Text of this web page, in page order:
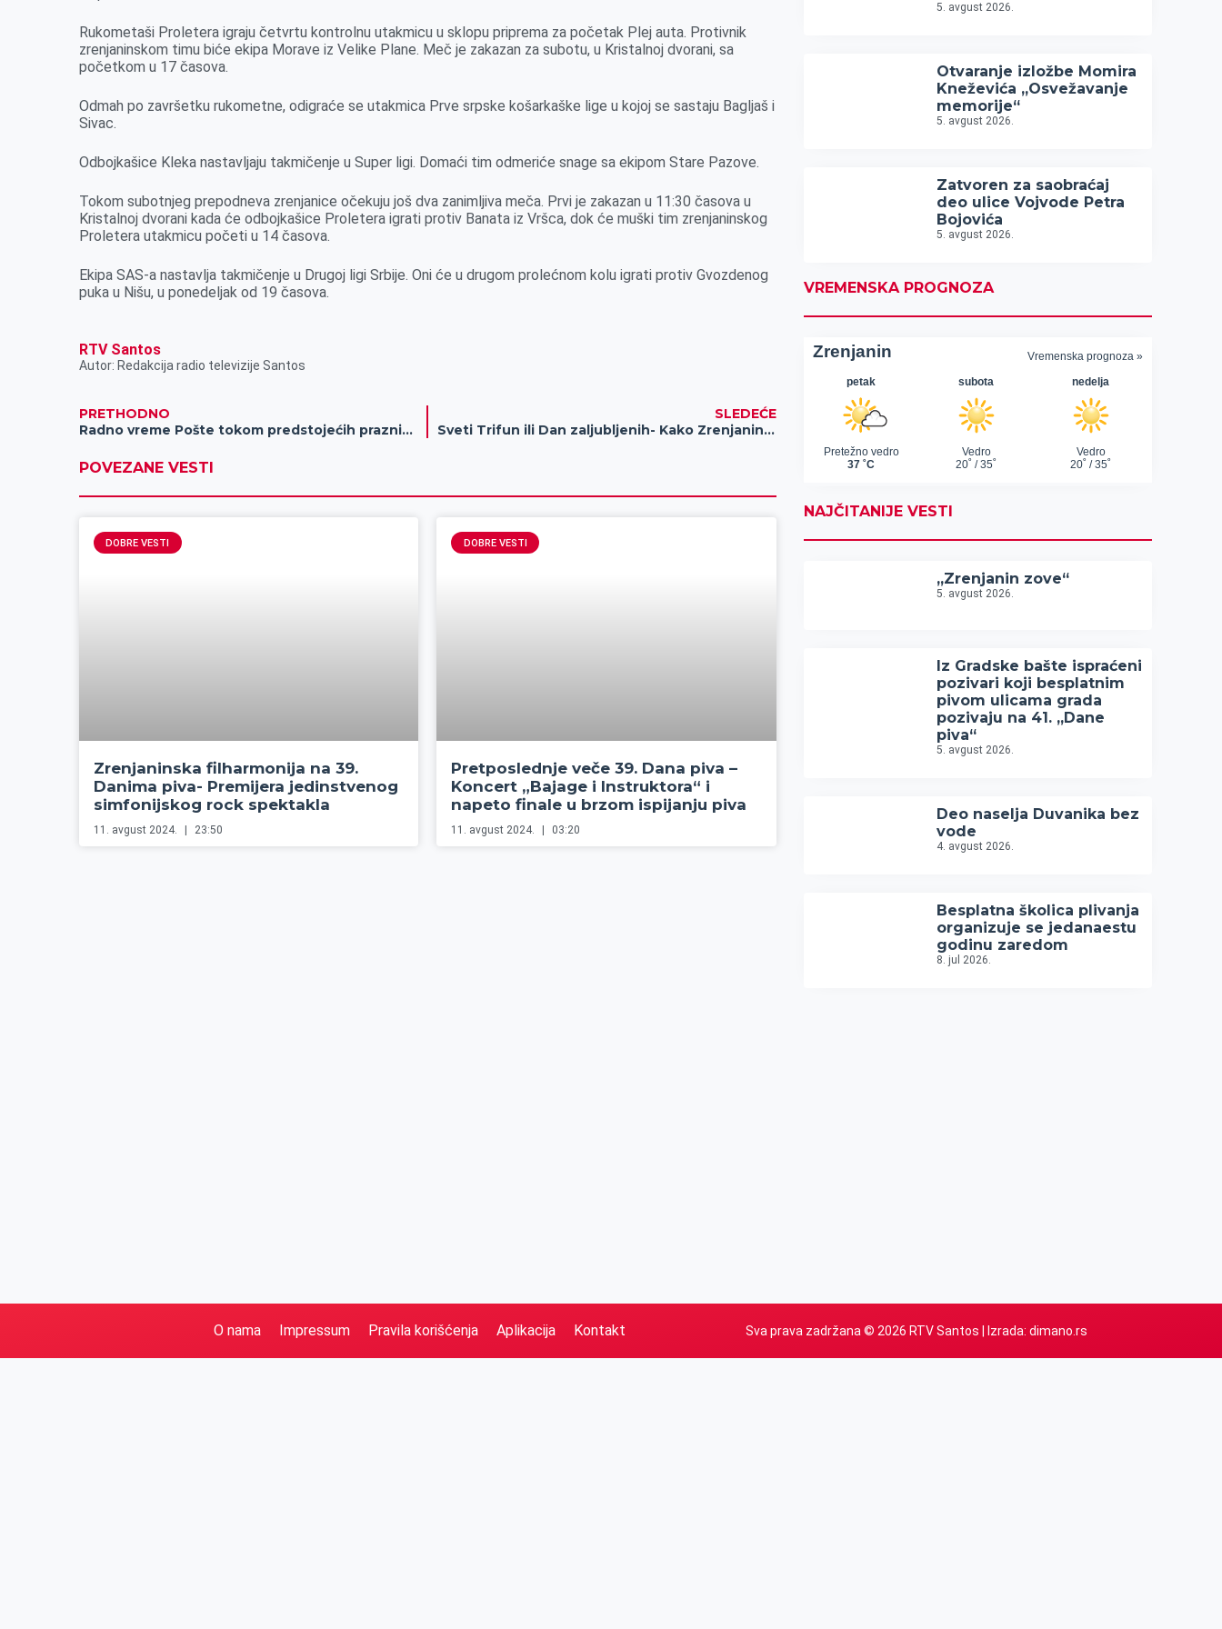
Rukometaši Proletera igraju četvrtu kontrolnu utakmicu u sklopu priprema za početak Plej auta. Protivnik
zrenjaninskom timu biće ekipa Morave iz Velike Plane. Meč je zakazan za subotu, u Kristalnoj dvorani, sa
početkom u 17 časova.
Odmah po završetku rukometne, odigraće se utakmica Prve srpske košarkaške lige u kojoj se sastaju Bagljaš i
Sivac.
Odbojkašice Kleka nastavljaju takmičenje u Super ligi. Domaći tim odmeriće snage sa ekipom Stare Pazove.
Tokom subotnjeg prepodneva zrenjanice očekuju još dva zanimljiva meča. Prvi je zakazan u 11:30 časova u
Kristalnoj dvorani kada će odbojkašice Proletera igrati protiv Banata iz Vršca, dok će muški tim zrenjaninskog
Proletera utakmicu početi u 14 časova.
Ekipa SAS-a nastavlja takmičenje u Drugoj ligi Srbije. Oni će u drugom prolećnom kolu igrati protiv Gvozdenog
puka u Nišu, u ponedeljak od 19 časova.
RTV Santos
Autor: Redakcija radio televizije Santos
PRETHODNO
Radno vreme Pošte tokom predstojećih praznika
SLEDEĆE
Sveti Trifun ili Dan zaljubljenih- Kako Zrenjaninci provode 14. februar?
POVEZANE VESTI
DOBRE VESTI
Zrenjaninska filharmonija na 39.
Danima piva- Premijera jedinstvenog
simfonijskog rock spektakla
11. avgust 2024. 23:50
DOBRE VESTI
Pretposlednje veče 39. Dana piva –
Koncert „Bajage i Instruktora“ i
napeto finale u brzom ispijanju piva
11. avgust 2024. 03:20
5. avgust 2026.
Otvaranje izložbe Momira
Kneževića „Osvežavanje
memorije“
5. avgust 2026.
Zatvoren za saobraćaj
deo ulice Vojvode Petra
Bojovića
5. avgust 2026.
VREMENSKA PROGNOZA
NAJČITANIJE VESTI
„Zrenjanin zove“
5. avgust 2026.
Iz Gradske bašte ispraćeni
pozivari koji besplatnim
pivom ulicama grada
pozivaju na 41. „Dane
piva“
5. avgust 2026.
Deo naselja Duvanika bez
vode
4. avgust 2026.
Besplatna školica plivanja
organizuje se jedanaestu
godinu zaredom
8. jul 2026.
O nama Impressum Pravila korišćenja Aplikacija Kontakt Sva prava zadržana © 2026 RTV Santos | Izrada: dimano.rs